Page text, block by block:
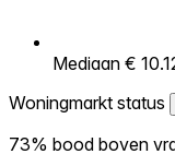
Mediaan €
Woningmarkt status
Woningmarkt status
73% bood boven